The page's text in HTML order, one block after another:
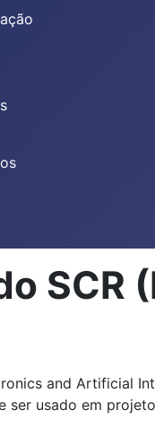
SCR
and Artificial
usado em